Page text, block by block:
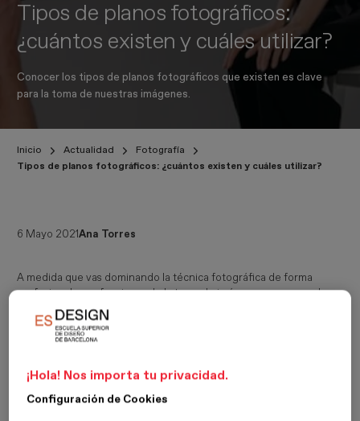
Tipos de planos fotográficos:
¿cuántos existen y cuáles utilizar?
Conocer los tipos de planos fotográficos que existen es clave
para la toma de nuestras imágenes.
Inicio Actualidad
Fotografía
Tipos de planos fotográficos: ¿cuántos existen y cuáles utilizar?
6 Mayo 2021Ana Torres
A medida que vas dominando la técnica fotográfica de forma
profesional y perfeccionando la toma de imágenes, va ganando
peso la manera en la que realizar la fotografía. Cómo está
iluminada la escena, si salen elementos cortados en ella, o su
fondo y cómo aparece ganan protagonismo. También el encuadre
aparezca. Aprender cómo funcionan los planos te ayudará a
encuadrar y a saber cómo tienes que hacerlo en cualquier
situación. Descúbrelos.
¡Hola! Nos importa tu privacidad.
Configuración de Cookies